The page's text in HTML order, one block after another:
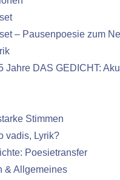
– Pausenpoesie zum
Jahre DAS GEDICHT:
Stimmen
vadis, Lyrik?
Poesietransfer
& Allgemeines